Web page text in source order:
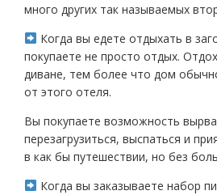
много других так называемых
Когда вы едете отдыхать в
покупаете не просто отдых.
диване, тем более что дом
от этого отеля.
Вы покупаете возможность
перезагрузиться, выспаться и
в как бы путешествии, но без
Когда вы заказываете набор